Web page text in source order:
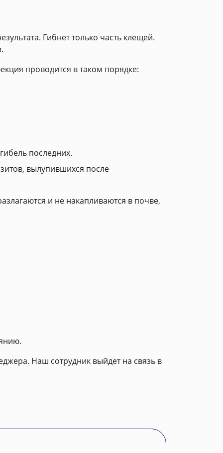
Гибнет только часть клещей.
проводится в таком порядке:
последних.
вылупившихся после
и не накапливаются в почве,
Наш сотрудник выйдет на связь в